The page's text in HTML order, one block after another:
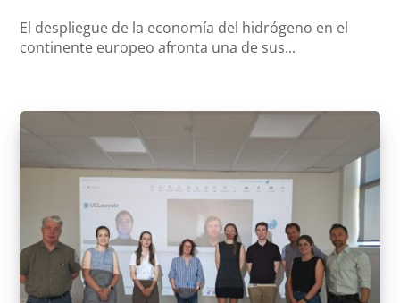
El despliegue de la economía del hidrógeno en el
continente europeo afronta una de sus...